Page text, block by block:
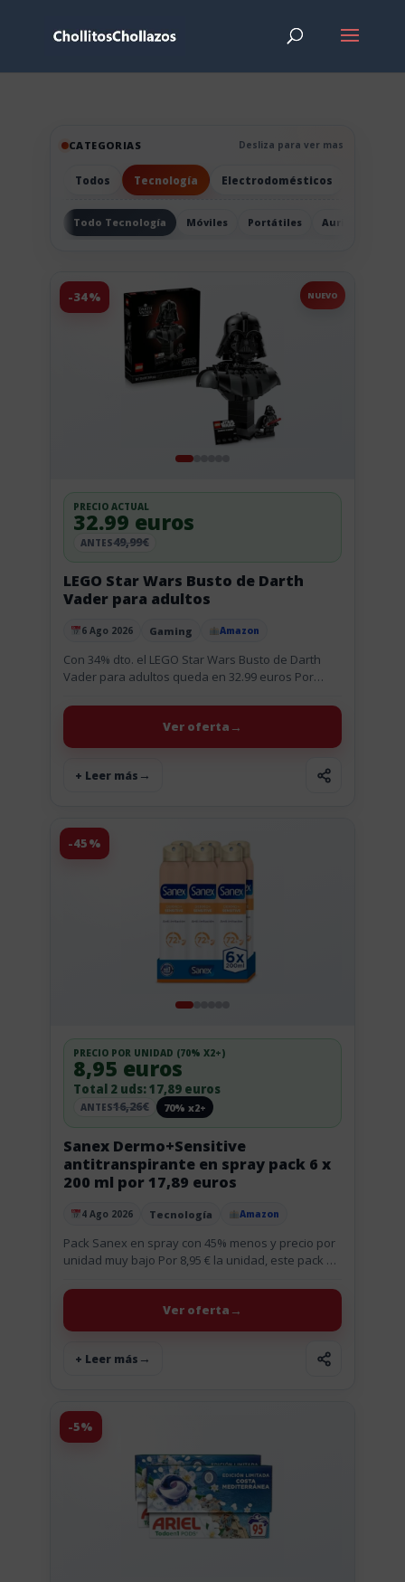
CATEGORIAS Desliza para ver mas
Todos Tecnología Electrodomésticos
Todo Tecnología Móviles Portátiles Auriculares
-34% NUEVO
Publicado el
6 Ago 2026 Gaming Amazon
LEGO Star Wars Busto de Darth
Vader para adultos
PRECIO ACTUAL
32.99 euros
ANTES49,99€
Con 34% dto. el LEGO Star Wars Busto de Darth
Vader para adultos queda en 32.99 euros Por
+ Leer más
Ver oferta
-45%
Publicado el
4 Ago 2026 Tecnología Amazon
Sanex Dermo+Sensitive
antitranspirante en spray pack 6 x
200 ml por 17,89 euros
PRECIO POR UNIDAD (70% X2+)
8,95 euros
Total 2 uds: 17,89 euros
ANTES16,26€ 70% x2+
Pack Sanex en spray con 45% menos y precio por
unidad muy bajo Por 8,95 € la unidad, este pack de
+ Leer más
Ver oferta
-5%